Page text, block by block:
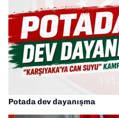
Potada dev dayanışma